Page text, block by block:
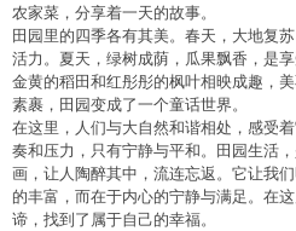
农家菜，分享着一天的故事。
田园里的四季各有其美。春天，大地复
活力。夏天，绿树成荫，瓜果飘香，是
金黄的稻田和红彤彤的枫叶相映成趣，
素裹，田园变成了一个童话世界。
在这里，人们与大自然和谐相处，感受
奏和压力，只有宁静与平和。田园生活
画，让人陶醉其中，流连忘返。它让我
的丰富，而在于内心的宁静与满足。在
谛，找到了属于自己的幸福。